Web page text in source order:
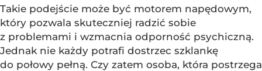
Takie podejście może być motorem napędowym,
który pozwala skuteczniej radzić sobie
z problemami i wzmacnia odporność psychiczną.
Jednak nie każdy potrafi dostrzec szklankę
do połowy pełną. Czy zatem osoba, która postrzega